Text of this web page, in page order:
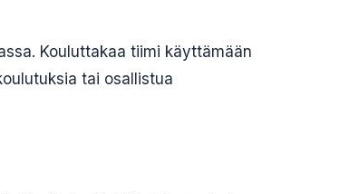
Kouluttakaa tiimi käyttämään
tai osallistua